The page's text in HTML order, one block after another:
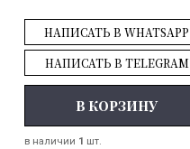
НАПИСАТЬ В WHATSAPP
НАПИСАТЬ В TELEGRAM
В КОРЗИНУ
в наличии 1 шт.